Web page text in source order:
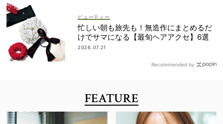
ビューティー
忙しい朝も旅先も！無造作にまとめるだ
けでサマになる【最旬ヘアアクセ】6選
2026.07.21
Recommended by
FEATURE